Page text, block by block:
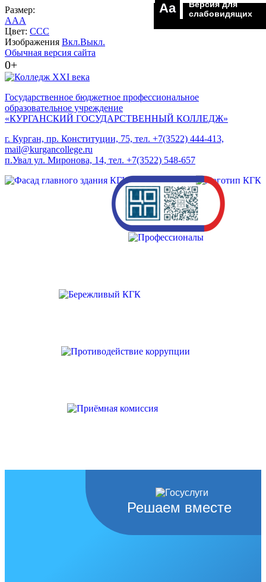
Размер:
AAA
Цвет: CCC
Изображения Вкл.Выкл.
Обычная версия сайта
0+
Aa
Версия для
слабовидящих
Государственное бюджетное профессиональное
образовательное учреждение
«КУРГАНСКИЙ ГОСУДАРСТВЕННЫЙ КОЛЛЕДЖ»
г. Курган, пр. Конституции, 75, тел. +7(3522) 444-413,
mail@kurgancollege.ru
п.Увал ул. Миронова, 14, тел. +7(3522) 548-657
Решаем вместе